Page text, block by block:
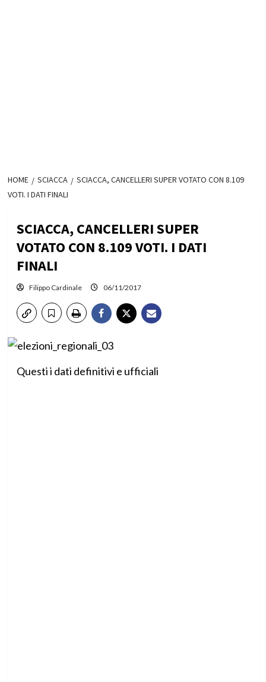
HOME SCIACCA
SCIACCA, CANCELLERI SUPER VOTATO CON 8.109
VOTI. I DATI FINALI
SCIACCA, CANCELLERI SUPER
VOTATO CON 8.109 VOTI. I DATI
FINALI
Filippo Cardinale 06/11/2017
Questi i dati definitivi e ufficiali